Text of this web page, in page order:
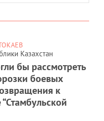
Казахстан
бы рассмотреть
боевых
к